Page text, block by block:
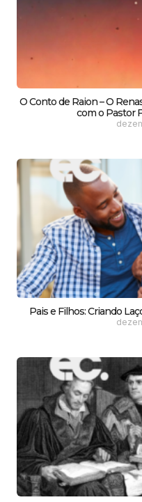
O Conto de Raion – O
com o Pastor
Pais e Filhos: Criando